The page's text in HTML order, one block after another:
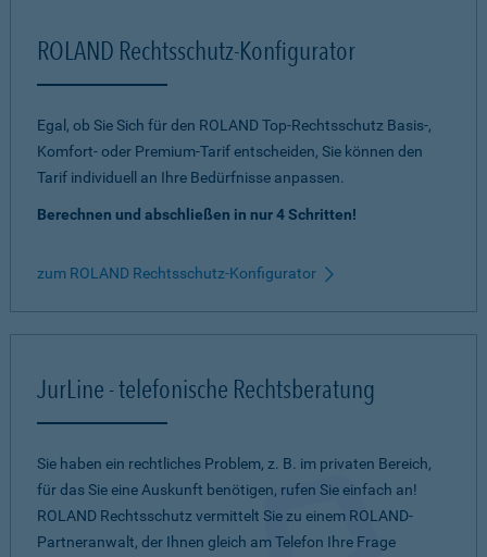
ROLAND Rechtsschutz-Konfigurator
Egal, ob Sie Sich für den ROLAND Top-Rechtsschutz Basis-,
Komfort- oder Premium-Tarif entscheiden, Sie können den
Tarif individuell an Ihre Bedürfnisse anpassen.
Berechnen und abschließen in nur 4 Schritten!
zum ROLAND Rechtsschutz-Konfigurator
JurLine - telefonische Rechtsberatung
Sie haben ein rechtliches Problem, z. B. im privaten Bereich,
für das Sie eine Auskunft benötigen, rufen Sie einfach an!
ROLAND Rechtsschutz vermittelt Sie zu einem ROLAND-
Partneranwalt, der Ihnen gleich am Telefon Ihre Frage